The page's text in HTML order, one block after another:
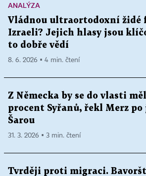
ANALÝZA
Vládnou ultraortodoxní židé
Izraeli? Jejich hlasy jsou
to dobře vědí
8. 6. 2026 ▪ 4 min. čtení
Z Německa by se do vlasti
procent Syřanů, řekl Merz po
Šarou
31. 3. 2026 ▪ 3 min. čtení
Tvrději proti migraci.